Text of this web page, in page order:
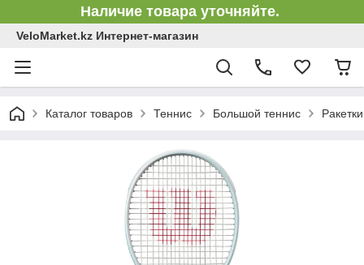
Наличие товара уточняйте.
VeloMarket.kz Интернет-магазин
Каталог товаров Теннис Большой теннис